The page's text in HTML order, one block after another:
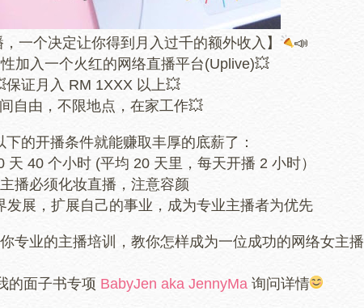
，一个决定让你得到月入过千的额外收入】
📣
加入一个火红的网络直播平台(Uplive)💥
保证月入 RM 1XXX 以上💥
自由，不限地点，在家工作💥
下的开播条件就能赚取丰厚的底薪了：
天 40 个小时 (平均 20 天里，每天开播 2 小时）
主播必须化妆直播，注意容颜
发展，扩展自己的事业，成为专业主播者为优先
专业的主播培训，教你怎样成为一位成功的网络女主播
的面子书专项 BabyJen aka JennyMa 询问详情